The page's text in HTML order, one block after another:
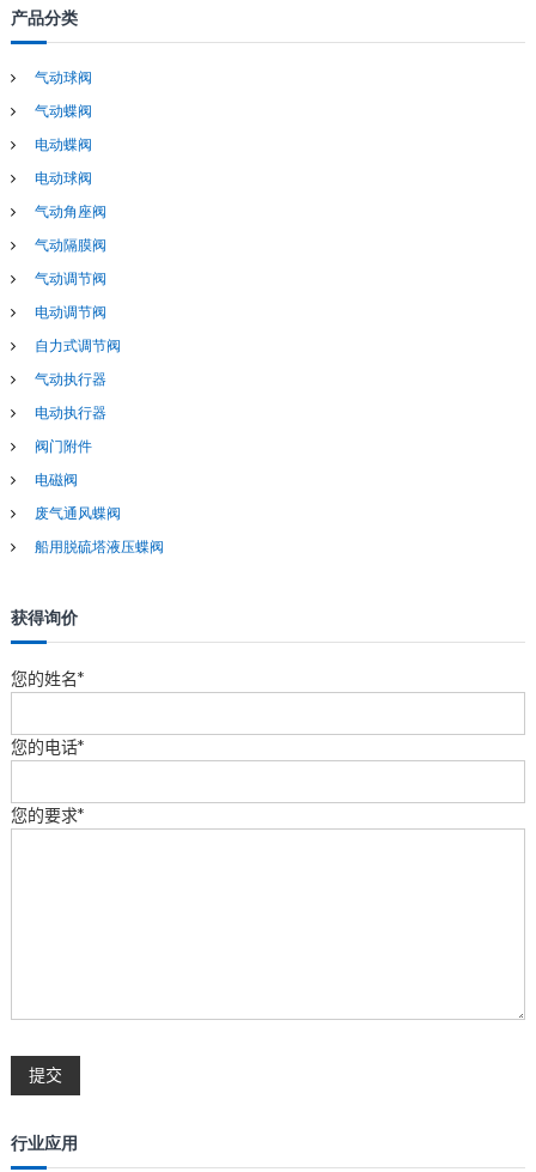
航
r
c
f
o
r
产品分类
气动球阀
气动蝶阀
电动蝶阀
电动球阀
气动角座阀
气动隔膜阀
气动调节阀
电动调节阀
自力式调节阀
气动执行器
电动执行器
阀门附件
电磁阀
废气通风蝶阀
船用脱硫塔液压蝶阀
获得询价
您的姓名*
您的电话*
您的要求*
行业应用